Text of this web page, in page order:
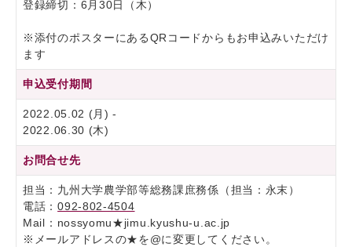
登録締切：6月30日（木）
※添付のポスターにあるQRコードからもお申込みいただけ
ます
申込受付期間
2022.05.02 (月) -
2022.06.30 (木)
お問合せ先
担当：九州大学農学部等総務課庶務係（担当：永末）
電話：092-802-4504
Mail：nossyomu★jimu.kyushu-u.ac.jp
※メールアドレスの★を@に変更してください。